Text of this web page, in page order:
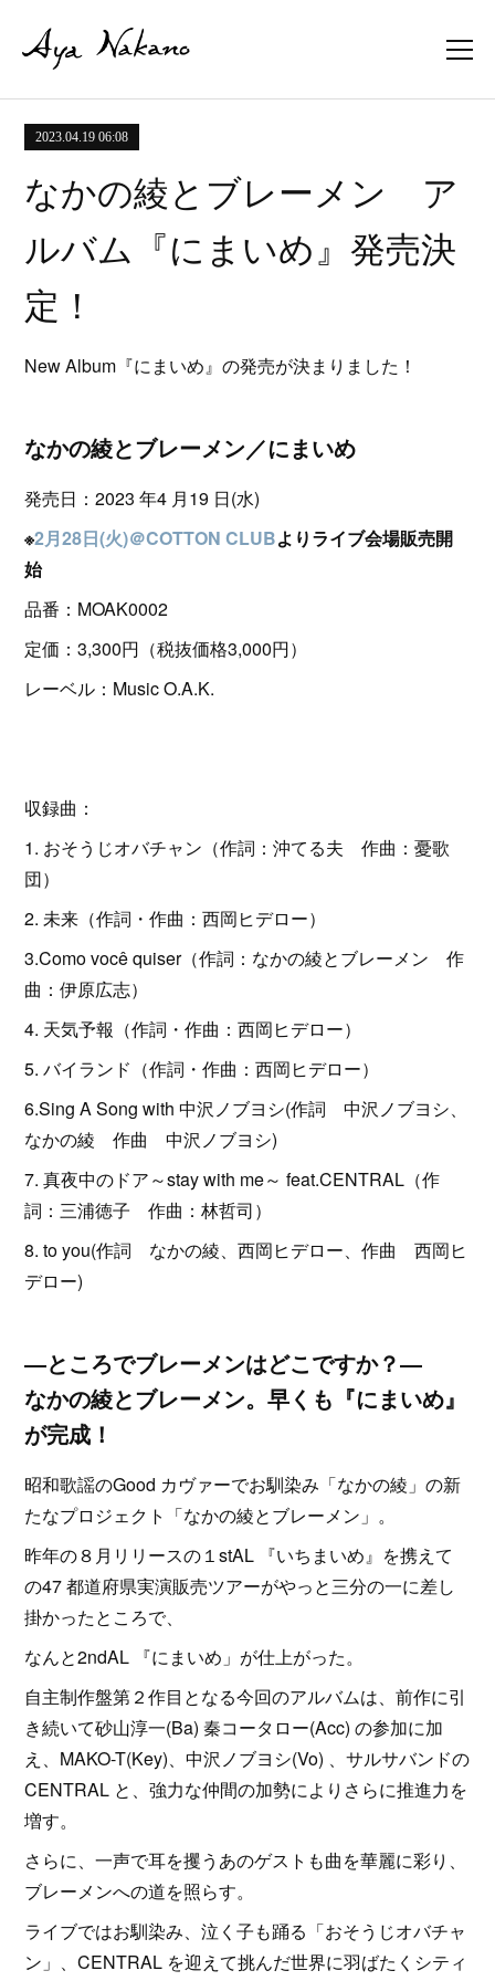
2023.04.19 06:08
なかの綾とブレーメン ア
ルバム『にまいめ』発売決
定！
New Album『にまいめ』の発売が決まりました！
なかの綾とブレーメン／にまいめ
発売日：2023 年4 月19 日(水)
※2月28日(火)＠COTTON CLUBよりライブ会場販売開
始
品番：MOAK0002
定価：3,300円（税抜価格3,000円）
レーベル：Music O.A.K.
収録曲：
1. おそうじオバチャン（作詞：沖てる夫 作曲：憂歌
団）
2. 未来（作詞・作曲：西岡ヒデロー）
3.Como você quiser（作詞：なかの綾とブレーメン 作
曲：伊原広志）
4. 天気予報（作詞・作曲：西岡ヒデロー）
5. バイランド（作詞・作曲：西岡ヒデロー）
6.Sing A Song with 中沢ノブヨシ(作詞 中沢ノブヨシ、
なかの綾 作曲 中沢ノブヨシ)
7. 真夜中のドア～stay with me～ feat.CENTRAL（作
詞：三浦徳子 作曲：林哲司）
8. to you(作詞 なかの綾、西岡ヒデロー、作曲 西岡ヒ
デロー)
―ところでブレーメンはどこですか？―
なかの綾とブレーメン。早くも『にまいめ』
が完成！
昭和歌謡のGood カヴァーでお馴染み「なかの綾」の新
たなプロジェクト「なかの綾とブレーメン」。
昨年の８月リリースの１stAL 『いちまいめ』を携えて
の47 都道府県実演販売ツアーがやっと三分の一に差し
掛かったところで、
なんと2ndAL 『にまいめ」が仕上がった。
自主制作盤第２作目となる今回のアルバムは、前作に引
き続いて砂山淳一(Ba) 秦コータロー(Acc) の参加に加
え、MAKO-T(Key)、中沢ノブヨシ(Vo) 、サルサバンドの
CENTRAL と、強力な仲間の加勢によりさらに推進力を
増す。
さらに、一声で耳を攫うあのゲストも曲を華麗に彩り、
ブレーメンへの道を照らす。
ライブではお馴染み、泣く子も踊る「おそうじオバチャ
ン」、CENTRAL を迎えて挑んだ世界に羽ばたくシティ